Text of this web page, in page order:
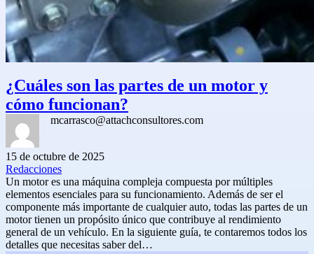
¿Cuáles son las partes de un motor y
cómo funcionan?
mcarrasco@attachconsultores.com
15 de octubre de 2025
Redacciones
Un motor es una máquina compleja compuesta por múltiples
elementos esenciales para su funcionamiento. Además de ser el
componente más importante de cualquier auto, todas las partes de un
motor tienen un propósito único que contribuye al rendimiento
general de un vehículo. En la siguiente guía, te contaremos todos los
detalles que necesitas saber del…